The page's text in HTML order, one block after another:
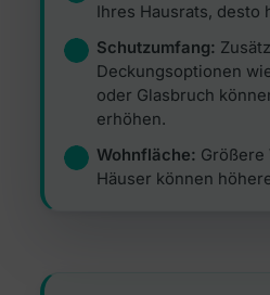
Ihres Hausrats, desto
Schutzumfang:
Deckungsoptionen
oder Glasbruch
erhöhen.
Wohnfläche: Größere
Häuser können